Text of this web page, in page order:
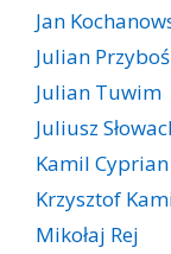
Jan
Julian Przyboś
Julian Tuwim
Juliusz
Kamil
Krzysztof
Mikołaj Rej